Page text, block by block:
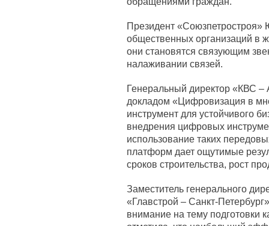
Президент «Союзпетростроя»
общественных организаций в
они становятся связующим
налаживании связей.
Генеральный директор «КВС
докладом «Цифровизация в
инструмент для устойчивого
внедрения цифровых
использование таких
платформ дает ощутимые
сроков строительства, рост
Заместитель генерального
«Главстрой – Санкт-
внимание на тему подготовки